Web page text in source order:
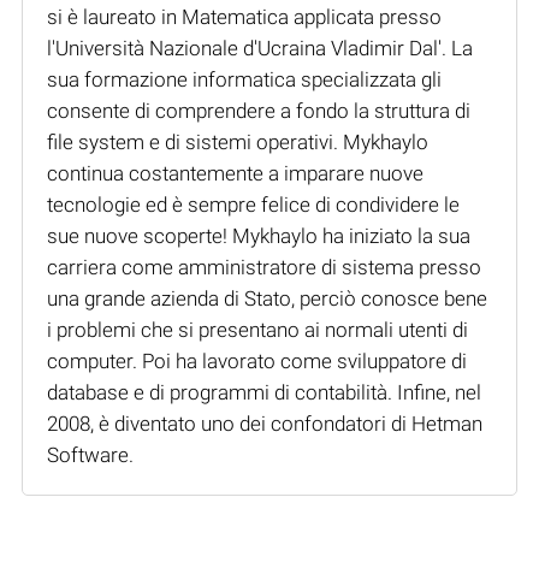
si è laureato in Matematica applicata presso
l'Università Nazionale d'Ucraina Vladimir Dal'. La
sua formazione informatica specializzata gli
consente di comprendere a fondo la struttura di
file system e di sistemi operativi. Mykhaylo
continua costantemente a imparare nuove
tecnologie ed è sempre felice di condividere le
sue nuove scoperte! Mykhaylo ha iniziato la sua
carriera come amministratore di sistema presso
una grande azienda di Stato, perciò conosce bene
i problemi che si presentano ai normali utenti di
computer. Poi ha lavorato come sviluppatore di
database e di programmi di contabilità. Infine, nel
2008, è diventato uno dei confondatori di Hetman
Software.